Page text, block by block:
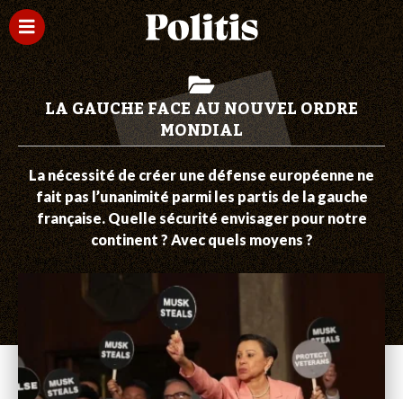
LA GAUCHE FACE AU NOUVEL ORDRE
MONDIAL
La nécessité de créer une défense européenne ne
fait pas l’unanimité parmi les partis de la gauche
française. Quelle sécurité envisager pour notre
continent ? Avec quels moyens ?